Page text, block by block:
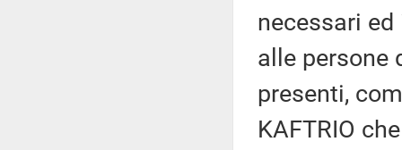
necessari
alle persone
presenti,
KAFTRIO